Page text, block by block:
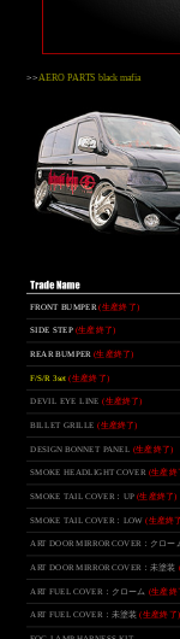
>>AERO PARTS black mafia
FRONT BUMPER (生産終了)
SIDE STEP (生産終了)
REAR BUMPER (生産終了)
F/S/R 3set (生産終了)
DEVIL EYE LINE (生産終了)
BILLET GRILLE (生産終了)
DESIGN BONNET PANEL (生産終了)
SMOKE HEADLIGHT COVER (生産終
SMOKE TAIL COVER：UP (生産終了)
SMOKE TAIL COVER：LOW (生産終
ART DOOR MIRROR COVER：クロー
ART DOOR MIRROR COVER：未塗装
ART FUEL COVER：クローム (生産終
ART FUEL COVER：未塗装 (生産終了)